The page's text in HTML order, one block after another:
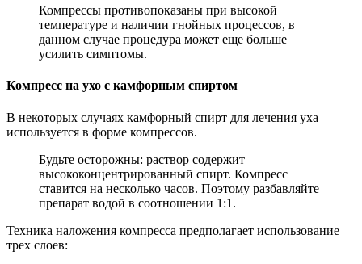
Компрессы противопоказаны при высокой
температуре и наличии гнойных процессов, в
данном случае процедура может еще больше
усилить симптомы.
Компресс на ухо с камфорным спиртом
В некоторых случаях камфорный спирт для лечения уха
используется в форме компрессов.
Будьте осторожны: раствор содержит
высококонцентрированный спирт. Компресс
ставится на несколько часов. Поэтому разбавляйте
препарат водой в соотношении 1:1.
Техника наложения компресса предполагает использование
трех слоев: